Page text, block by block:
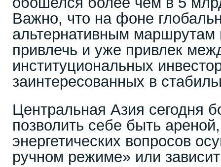
Важно, что на фоне
альтернативным маршрутам
привлечь и уже привлек
институциональных
заинтересованных в
Центральная Азия сегодня
позволить себе быть
энергетических вопросов
ручном режиме» или